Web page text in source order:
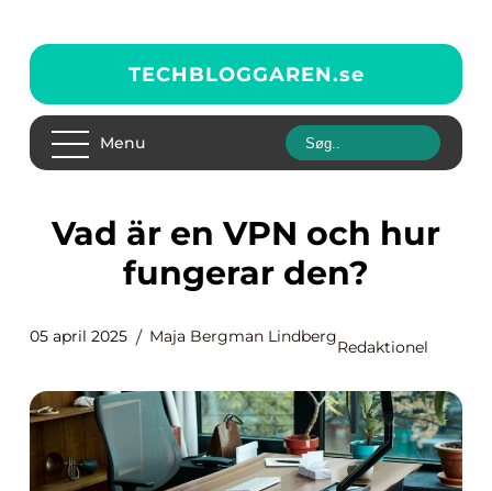
TECHBLOGGAREN.se
Menu
Vad är en VPN och hur
fungerar den?
05 april 2025 Maja Bergman Lindberg
Redaktionel